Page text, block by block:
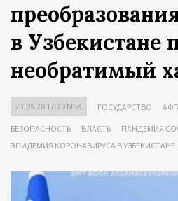
в Узбекистане
необратимый
23.09.20 17:29 MSK ГОСУДАРСТВО
БЕЗОПАСНОСТЬ ВЛАСТЬ
ПАНДЕМИЯ
ЭПИДЕМИЯ КОРОНАВИРУСА В УЗБЕКИСТАНЕ